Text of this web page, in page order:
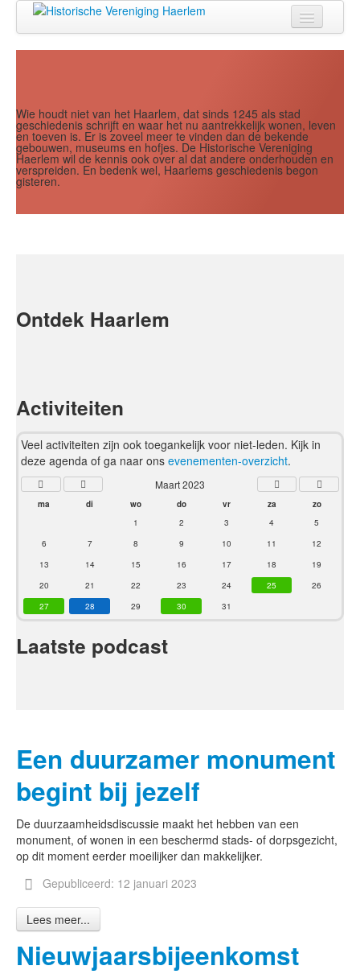
Zien
Lezen
Over ons
Wie houdt niet van het Haarlem, dat sinds 1245 als stad
geschiedenis schrijft en waar het nu aantrekkelijk wonen, leven
en toeven is. Er is zoveel meer te vinden dan de bekende
gebouwen, museums en hofjes. De Historische Vereniging
Haerlem wil de kennis ook over al dat andere onderhouden en
verspreiden. En bedenk wel, Haarlems geschiedenis begon
gisteren.
Ontdek Haarlem
Activiteiten
Veel activiteiten zijn ook toegankelijk voor niet-leden. Kijk in
deze agenda of ga naar ons evenementen-overzicht.
Jaar Maand Jaar
Maand
Maart 2023
ma di wo do vr za
zo
1
2 3 4
5
6
7 8 9 10 11
12
13
14 15 16 17 18
19
20
21 22 23 24 25
26
27
28 29 30 31
Laatste podcast
Een duurzamer monument
begint bij jezelf
De duurzaamheidsdiscussie maakt het hebben van een
monument, of wonen in een beschermd stads- of dorpsgezicht,
op dit moment eerder moeilijker dan makkelijker.
Gepubliceerd: 12 januari 2023
Lees meer...
Nieuwjaarsbijeenkomst